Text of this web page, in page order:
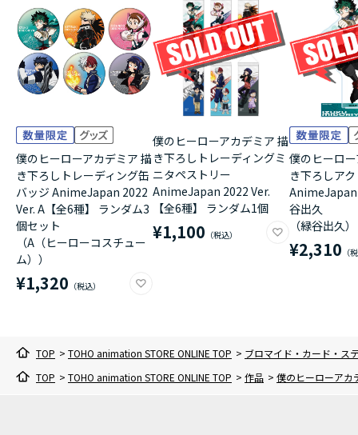
僕のヒーローアカデミア 描
き下ろしトレーディング缶
バッジ AnimeJapan 2022
Ver. A【全6種】 ランダム3
個セット
（A（ヒーローコスチュー
ム））
¥1,320
僕のヒーローアカデミア 描
き下ろしトレーディングミ
ニタペストリー
AnimeJapan 2022 Ver.
【全6種】 ランダム1個
¥1,100
僕のヒーロ
き下ろしア
AnimeJapan
谷出久
（緑谷出久）
¥2,310
TOP > TOHO animation STORE ONLINE TOP > ブロマイド・カード・ス
TOP > TOHO animation STORE ONLINE TOP > 作品 > 僕のヒーローアカ